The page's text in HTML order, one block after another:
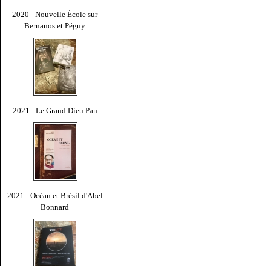
2020 - Nouvelle École sur
Bernanos et Péguy
2021 - Le Grand Dieu Pan
2021 - Océan et Brésil d'Abel
Bonnard